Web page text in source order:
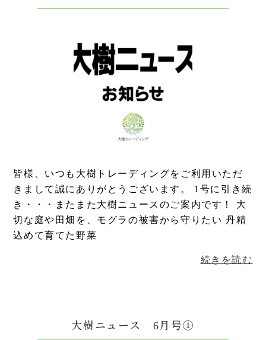
皆様、いつも大樹トレーディングをご利用いただ
きまして誠にありがとうございます。 1号に引き続
き・・・またまた大樹ニュースのご案内です！ 大
切な庭や田畑を、モグラの被害から守りたい 丹精
込めて育てた野菜
続きを読む
大樹ニュース 6月号①